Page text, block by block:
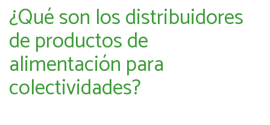
¿Qué son los distribuidores
de productos de
alimentación para
colectividades?